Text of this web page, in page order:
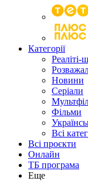
Категорії
Реаліті-
Новини
Серіали
Фільми
Всі
Всі проєкти
Онлайн
ТБ програма
Еще